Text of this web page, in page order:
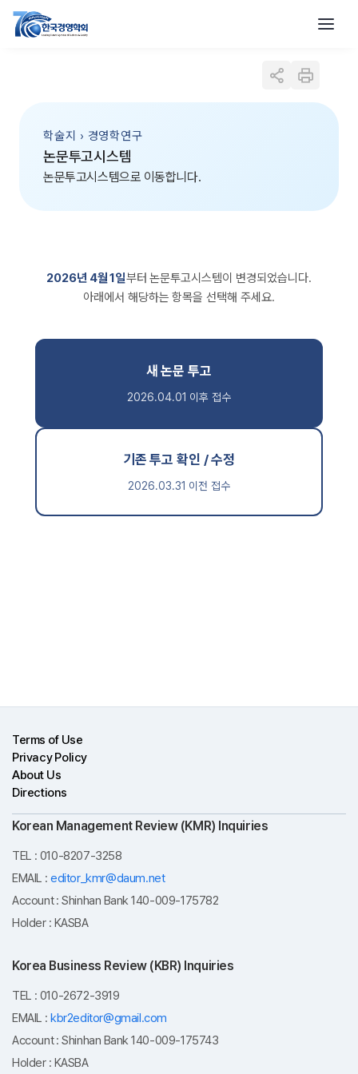
학술지 › 경영학연구
논문투고시스템
논문투고시스템으로 이동합니다.
2026년 4월 1일부터 논문투고시스템이 변경되었습니다.
아래에서 해당하는 항목을 선택해 주세요.
새 논문 투고
2026.04.01 이후 접수
기존 투고 확인 / 수정
2026.03.31 이전 접수
Terms of Use
Privacy Policy
About Us
Directions
Korean Management Review (KMR) Inquiries
TEL : 010-8207-3258
EMAIL : editor_kmr@daum.net
Account : Shinhan Bank 140-009-175782
Holder : KASBA
Korea Business Review (KBR) Inquiries
TEL : 010-2672-3919
EMAIL : kbr2editor@gmail.com
Account : Shinhan Bank 140-009-175743
Holder : KASBA